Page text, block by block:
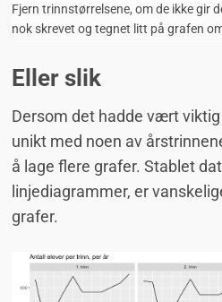
Fjern trinnstørrelsene, om de ikke gir
nok skrevet og tegnet litt på grafen
Eller slik
Dersom det hadde vært
unikt med noen av
å lage flere grafer. Stablet
linjediagrammer, er
grafer.